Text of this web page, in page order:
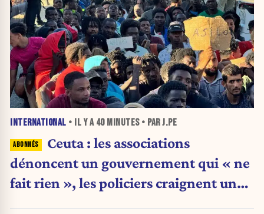
INTERNATIONAL • IL Y A 40 MINUTES• PAR J.PE
Ceuta : les associations
dénoncent un gouvernement qui « ne
fait rien », les policiers craignent une